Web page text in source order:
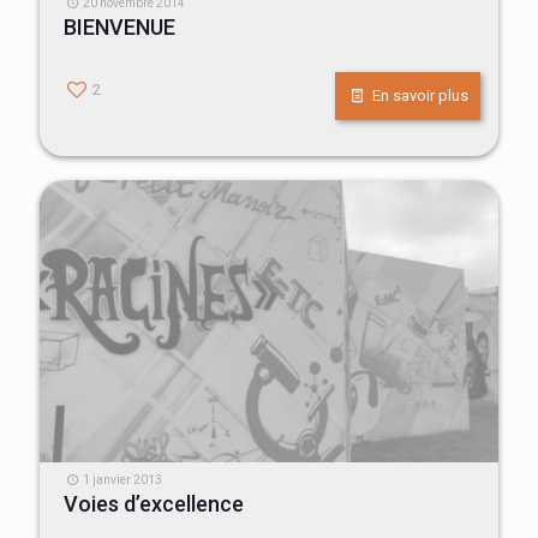
20 novembre 2014
BIENVENUE
2 En savoir plus
1 janvier 2013
Voies d’excellence